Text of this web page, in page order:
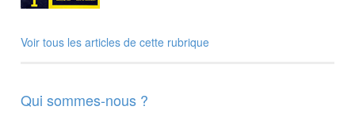
Voir tous les articles de cette rubrique
Qui sommes-nous ?